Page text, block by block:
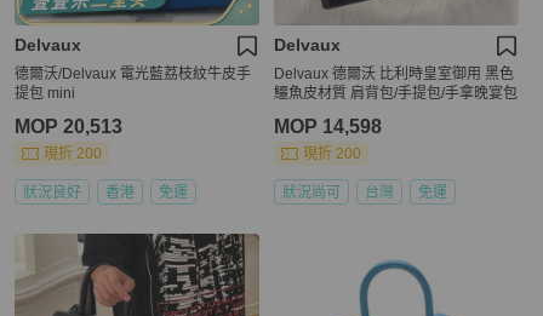
Delvaux
德爾沃/Delvaux 電光藍荔枝紋牛皮手
提包 mini
MOP 20,513
現折 200
狀況良好 香港 免運
Delvaux
Delvaux 德爾沃 比利時皇室御用 黑色
鱷魚皮材質 肩背包/手提包/手拿晚宴包
MOP 14,598
現折 200
狀況尚可 台灣 免運